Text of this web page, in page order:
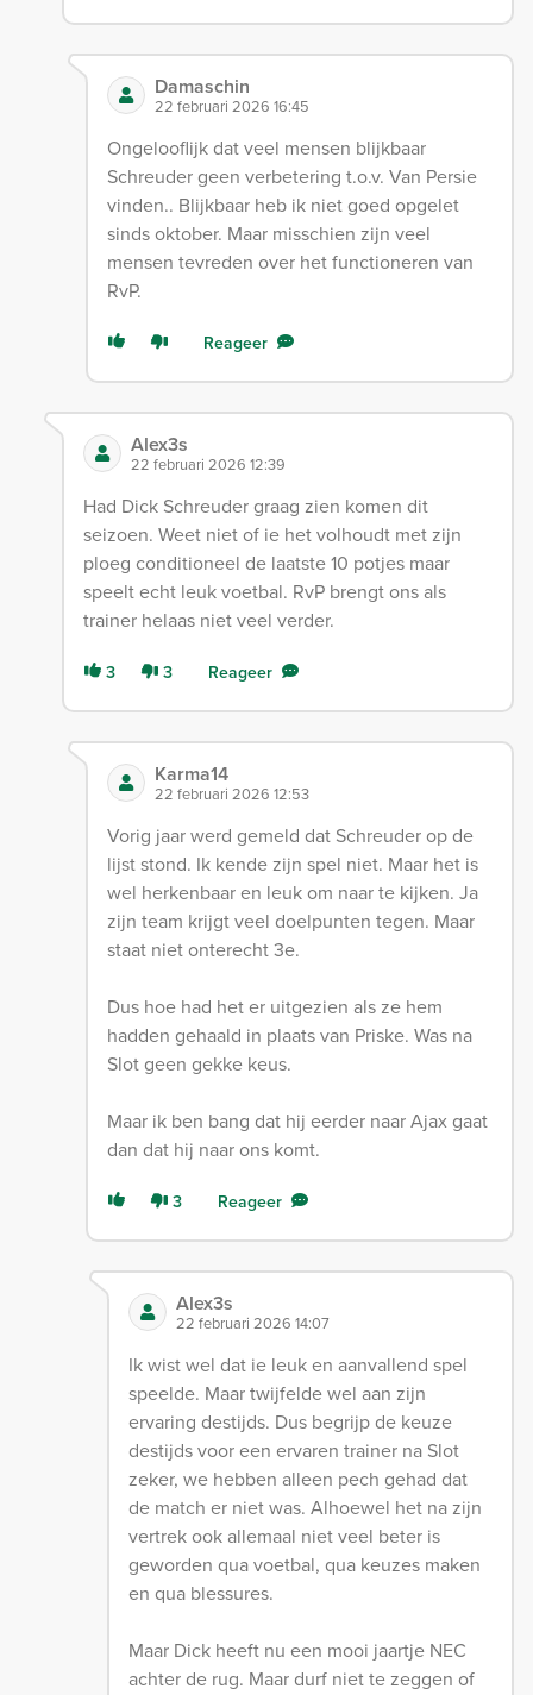
Damaschin
22 februari 2026 16:45
Ongelooflijk dat veel mensen blijkbaar
Schreuder geen verbetering t.o.v. Van Persie
vinden.. Blijkbaar heb ik niet goed opgelet
sinds oktober. Maar misschien zijn veel
mensen tevreden over het functioneren van
RvP.
Reageer
Alex3s
22 februari 2026 12:39
Had Dick Schreuder graag zien komen dit
seizoen. Weet niet of ie het volhoudt met zijn
ploeg conditioneel de laatste 10 potjes maar
speelt echt leuk voetbal. RvP brengt ons als
trainer helaas niet veel verder.
3 3 Reageer
Karma14
22 februari 2026 12:53
Vorig jaar werd gemeld dat Schreuder op de
lijst stond. Ik kende zijn spel niet. Maar het is
wel herkenbaar en leuk om naar te kijken. Ja
zijn team krijgt veel doelpunten tegen. Maar
staat niet onterecht 3e.
Dus hoe had het er uitgezien als ze hem
hadden gehaald in plaats van Priske. Was na
Slot geen gekke keus.
Maar ik ben bang dat hij eerder naar Ajax gaat
dan dat hij naar ons komt.
3 Reageer
Alex3s
22 februari 2026 14:07
Ik wist wel dat ie leuk en aanvallend spel
speelde. Maar twijfelde wel aan zijn
ervaring destijds. Dus begrijp de keuze
destijds voor een ervaren trainer na Slot
zeker, we hebben alleen pech gehad dat
de match er niet was. Alhoewel het na zijn
vertrek ook allemaal niet veel beter is
geworden qua voetbal, qua keuzes maken
en qua blessures.
Maar Dick heeft nu een mooi jaartje NEC
achter de rug. Maar durf niet te zeggen of